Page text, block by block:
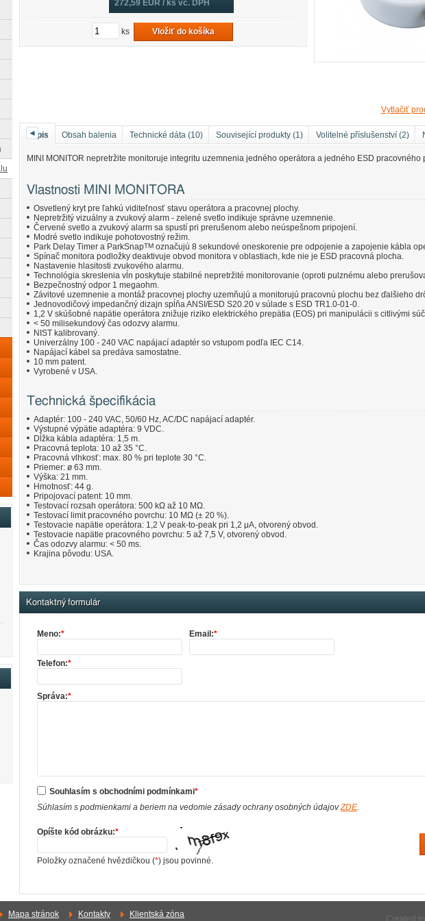
272,59 EUR / ks vč. DPH
ks Vložiť do košíka
Vytlačiť
◄
Popis Obsah balenia Technické dáta (10) Související produkty (1) Volitelné příslušenství (2)
MINI MONITOR nepretržite monitoruje integritu uzemnenia jedného operátora a jedného ESD pracovného
Vlastnosti MINI MONITORA
Osvetlený kryt pre ľahkú viditeľnosť stavu operátora a pracovnej plochy.
Nepretržitý vizuálny a zvukový alarm - zelené svetlo indikuje správne uzemnenie.
Červené svetlo a zvukový alarm sa spustí pri prerušenom alebo neúspešnom pripojení.
Modré svetlo indikuje pohotovostný režim.
Park Delay Timer a ParkSnapTM označujú 8 sekundové oneskorenie pre odpojenie a zapojenie kábla
Spínač monitora podložky deaktivuje obvod monitora v oblastiach, kde nie je ESD pracovná plocha.
Nastavenie hlasitosti zvukového alarmu.
Technológia skreslenia vĺn poskytuje stabilné nepretržité monitorovanie (oproti pulznému alebo
Bezpečnostný odpor 1 megaohm.
Závitové uzemnenie a montáž pracovnej plochy uzemňujú a monitorujú pracovnú plochu bez ďalšieho
Jednovodičový impedančný dizajn spĺňa ANSI/ESD S20.20 v súlade s ESD TR1.0-01-0.
1,2 V skúšobné napätie operátora znižuje riziko elektrického prepätia (EOS) pri manipulácii s citlivými
< 50 milisekundový čas odozvy alarmu.
NIST kalibrovaný.
Univerzálny 100 - 240 VAC napájací adaptér so vstupom podľa IEC C14.
Napájací kábel sa predáva samostatne.
10 mm patent.
Vyrobené v USA.
Technická špecifikácia
Adaptér: 100 - 240 VAC, 50/60 Hz, AC/DC napájací adaptér.
Výstupné výpätie adaptéra: 9 VDC.
Dĺžka kábla adaptéra: 1,5 m.
Pracovná teplota: 10 až 35 °C.
Pracovná vlhkosť: max. 80 % pri teplote 30 °C.
Priemer: ø 63 mm.
Výška: 21 mm.
Hmotnosť: 44 g.
Pripojovací patent: 10 mm.
Testovací rozsah operátora: 500 kΩ až 10 MΩ.
Testovací limit pracovného povrchu: 10 MΩ (± 20 %).
Testovacie napätie operátora: 1,2 V peak-to-peak pri 1,2 μA, otvorený obvod.
Testovacie napätie pracovného povrchu: 5 až 7,5 V, otvorený obvod.
Čas odozvy alarmu: < 50 ms.
Krajina pôvodu: USA.
Kontaktný formulár
Meno:* Email:*
Telefon:*
Správa:*
Souhlasím s obchodními podmínkami*
Súhlasím s podmienkami a beriem na vedomie zásady ochrany osobných údajovZDE.
Opíšte kód obrázku:*
Položky označené hvězdičkou (*) jsou povinné.
Mapa stránok Kontakty Klientská zóna